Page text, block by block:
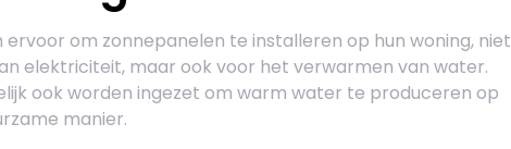
ervoor om zonnepanelen te installeren op hun woning, niet
elektriciteit, maar ook voor het verwarmen van water.
ook worden ingezet om warm water te produceren op
manier.